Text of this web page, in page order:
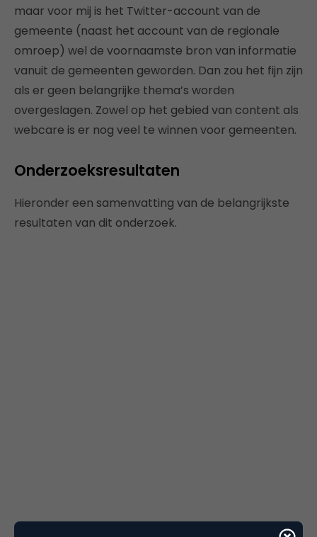
maar voor mij is het Twitter-account van de
gemeente (naast het account van de regionale
omroep) wel de voornaamste bron van informatie
vanuit de gemeenten geworden. Dan zou het fijn zijn
als er geen belangrijke thema’s worden
overgeslagen. Zowel op het gebied van content als
webcare is er nog veel te winnen voor gemeenten.
Onderzoeksresultaten
Hieronder een samenvatting van de belangrijkste
resultaten van dit onderzoek.